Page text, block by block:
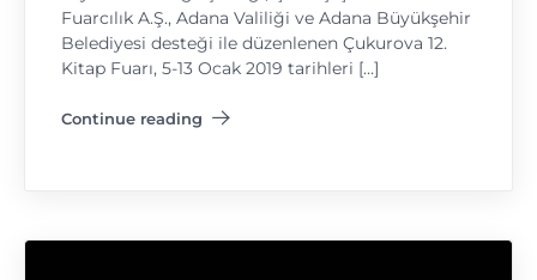
Fuarcılık A.Ş., Adana Valiliği ve Adana Büyükşehir
Belediyesi desteği ile düzenlenen Çukurova 12.
Kitap Fuarı, 5-13 Ocak 2019 tarihleri […]
Continue reading
"Çukurova Kitap Fuarı 5 Ocak’ta Adana’da Başlıyor"